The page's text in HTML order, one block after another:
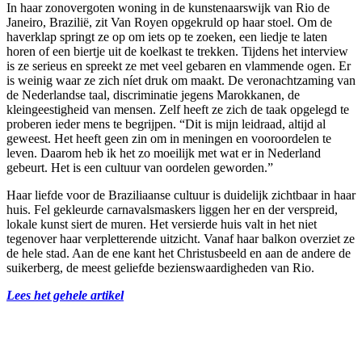
In haar zonovergoten woning in de kunstenaarswijk van Rio de
Janeiro, Brazilië, zit Van Royen opgekruld op haar stoel. Om de
haverklap springt ze op om iets op te zoeken, een liedje te laten
horen of een biertje uit de koelkast te trekken. Tijdens het interview
is ze serieus en spreekt ze met veel gebaren en vlammende ogen. Er
is weinig waar ze zich níet druk om maakt. De veronachtzaming van
de Nederlandse taal, discriminatie jegens Marokkanen, de
kleingeestigheid van mensen. Zelf heeft ze zich de taak opgelegd te
proberen ieder mens te begrijpen. “Dit is mijn leidraad, altijd al
geweest. Het heeft geen zin om in meningen en vooroordelen te
leven. Daarom heb ik het zo moeilijk met wat er in Nederland
gebeurt. Het is een cultuur van oordelen geworden.”
Haar liefde voor de Braziliaanse cultuur is duidelijk zichtbaar in haar
huis. Fel gekleurde carnavalsmaskers liggen her en der verspreid,
lokale kunst siert de muren. Het versierde huis valt in het niet
tegenover haar verpletterende uitzicht. Vanaf haar balkon overziet ze
de hele stad. Aan de ene kant het Christusbeeld en aan de andere de
suikerberg, de meest geliefde bezienswaardigheden van Rio.
Lees het gehele artikel